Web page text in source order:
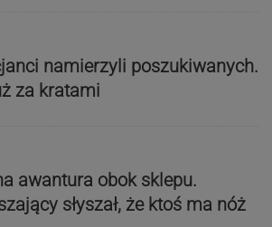
namierzyli poszukiwanych.
za kratami
awantura obok sklepu.
słyszał, że ktoś ma nóż